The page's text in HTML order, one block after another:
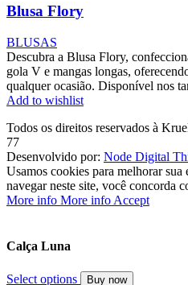
Blusa Flory
BLUSAS
Descubra a Blusa Flory,
gola V e mangas longas,
qualquer ocasião. Disponível nos
Add to wishlist
Todos os direitos reservados à
77
Desenvolvido por: Node Digital
Usamos cookies para melhorar
navegar neste site, você concorda
More info More info Accept
Calça Luna
Select options Buy now